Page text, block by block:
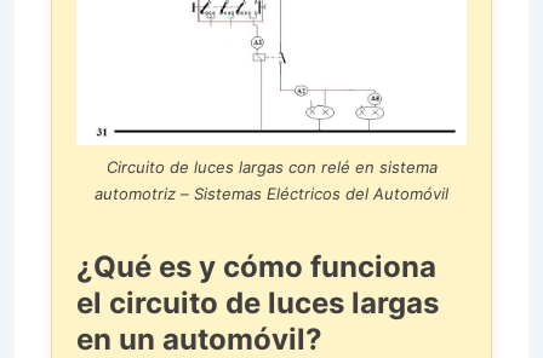
Circuito de luces largas con relé en sistema
automotriz – Sistemas Eléctricos del Automóvil
¿Qué es y cómo funciona
el circuito de luces largas
en un automóvil?